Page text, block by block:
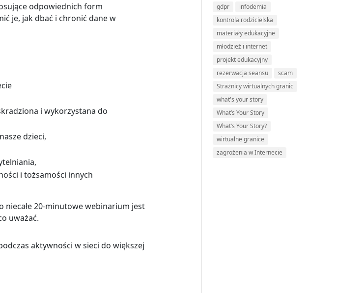
odpowiednich form
je, jak dbać i chronić dane w
i wykorzystana do
dzieci,
i tożsamości innych
niecałe 20-minutowe webinarium jest
uważać.
aktywności w sieci do większej
gdpr
infodemia
kontrola rodzicielska
materiały edukacyjne
młodzież i internet
projekt edukacyjny
rezerwacja seansu
scam
Strażnicy wirtualnych granic
what's your story
What’s Your Story
What’s Your Story?
wirtualne granice
zagrożenia w Internecie